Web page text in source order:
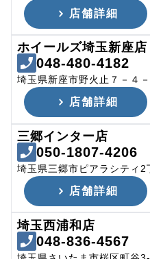
店舗詳細
ホイールズ埼玉新座店
048-480-4182
埼玉県新座市野火止７－４－
店舗詳細
三郷インター店
050-1807-4206
埼玉県三郷市ピアラシティ2
店舗詳細
埼玉西浦和店
048-836-4567